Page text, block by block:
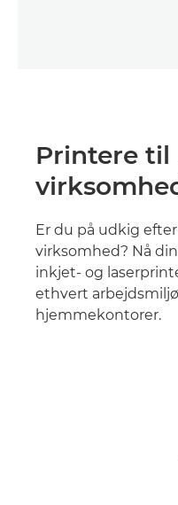
Printere
Er du på udkig
virksomhed? Nå
inkjet- og
ethvert
hjemmekontorer.